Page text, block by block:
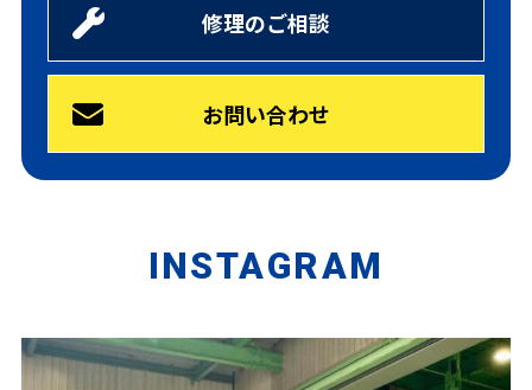
修理のご相談
お問い合わせ
INSTAGRAM